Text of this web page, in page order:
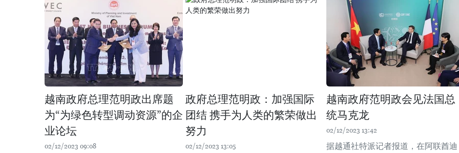
越南政府总理范明政出席题
为“为绿色转型调动资源”的企
业论坛
02/12/2023 09:08
政府总理范明政：加强国际
团结 携手为人类的繁荣做出
努力
02/12/2023 13:05
越南政府范明政会见法国总
统马克龙
02/12/2023 13:42
据越通社特派记者报道，在阿联酋迪